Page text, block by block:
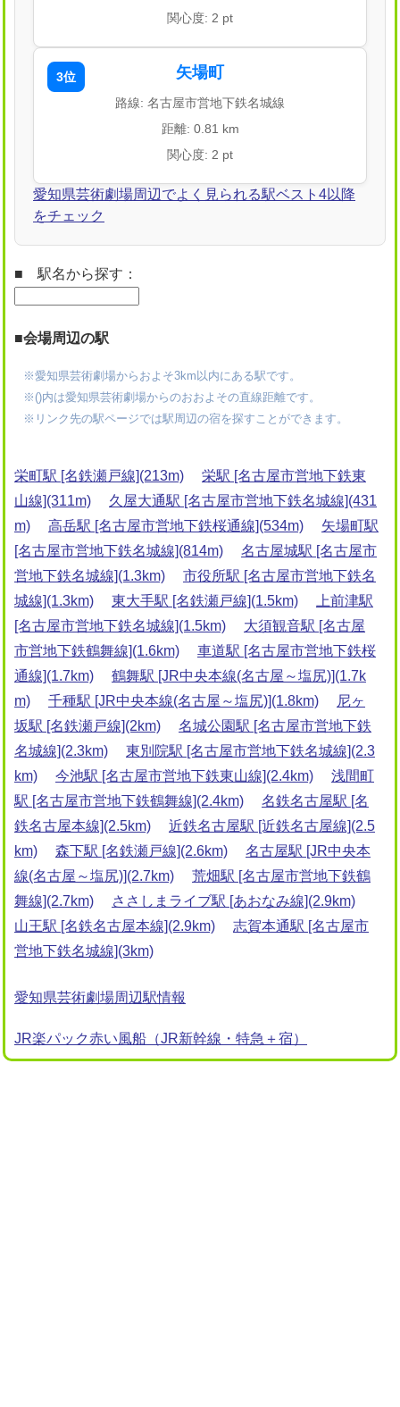
関心度: 2 pt
3位 矢場町
路線: 名古屋市営地下鉄名城線
距離: 0.81 km
関心度: 2 pt
愛知県芸術劇場周辺でよく見られる駅ベスト4以降
をチェック
■ 駅名から探す：
■会場周辺の駅
※愛知県芸術劇場からおよそ3km以内にある駅です。
※()内は愛知県芸術劇場からのおおよその直線距離です。
※リンク先の駅ページでは駅周辺の宿を探すことができます。
栄町駅 [名鉄瀬戸線](213m)
栄駅 [名古屋市営地下鉄東
山線](311m)
久屋大通駅 [名古屋市営地下鉄名城線](431
m)
高岳駅 [名古屋市営地下鉄桜通線](534m)
矢場町駅
[名古屋市営地下鉄名城線](814m)
名古屋城駅 [名古屋市
営地下鉄名城線](1.3km)
市役所駅 [名古屋市営地下鉄名
城線](1.3km)
東大手駅 [名鉄瀬戸線](1.5km)
上前津駅
[名古屋市営地下鉄名城線](1.5km)
大須観音駅 [名古屋
市営地下鉄鶴舞線](1.6km)
車道駅 [名古屋市営地下鉄桜
通線](1.7km)
鶴舞駅 [JR中央本線(名古屋～塩尻)](1.7k
m)
千種駅 [JR中央本線(名古屋～塩尻)](1.8km)
尼ヶ
坂駅 [名鉄瀬戸線](2km)
名城公園駅 [名古屋市営地下鉄
名城線](2.3km)
東別院駅 [名古屋市営地下鉄名城線](2.3
km)
今池駅 [名古屋市営地下鉄東山線](2.4km)
浅間町
駅 [名古屋市営地下鉄鶴舞線](2.4km)
名鉄名古屋駅 [名
鉄名古屋本線](2.5km)
近鉄名古屋駅 [近鉄名古屋線](2.5
km)
森下駅 [名鉄瀬戸線](2.6km)
名古屋駅 [JR中央本
線(名古屋～塩尻)](2.7km)
荒畑駅 [名古屋市営地下鉄鶴
舞線](2.7km)
ささしまライブ駅 [あおなみ線](2.9km)
山王駅 [名鉄名古屋本線](2.9km)
志賀本通駅 [名古屋市
営地下鉄名城線](3km)
愛知県芸術劇場周辺駅情報
JR楽パック赤い風船（JR新幹線・特急＋宿）